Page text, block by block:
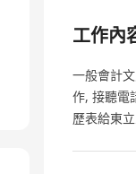
工作內
一般會計
作, 接聽電
歷表給東